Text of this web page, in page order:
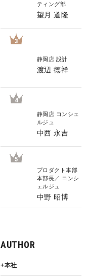
ティング部
望月 道隆
3
静岡店 設計
渡辺 徳祥
4
静岡店 コンシェ
ルジュ
中西 永吉
5
プロダクト本部
本部長／ コンシ
ェルジュ
中野 昭博
AUTHOR
本社